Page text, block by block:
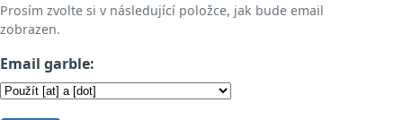
Prosím zvolte si v následující položce, jak bude email
zobrazen.
Email garble: